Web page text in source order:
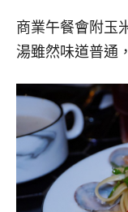
商業午餐會附玉
湯雖然味道普通